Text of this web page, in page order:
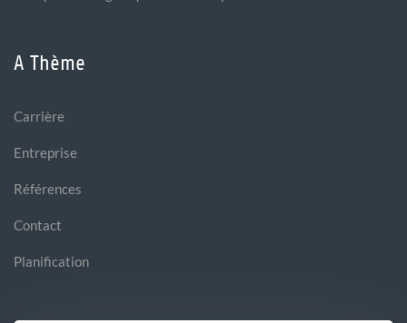
A Thème
Carrière
Entreprise
Références
Contact
Planification